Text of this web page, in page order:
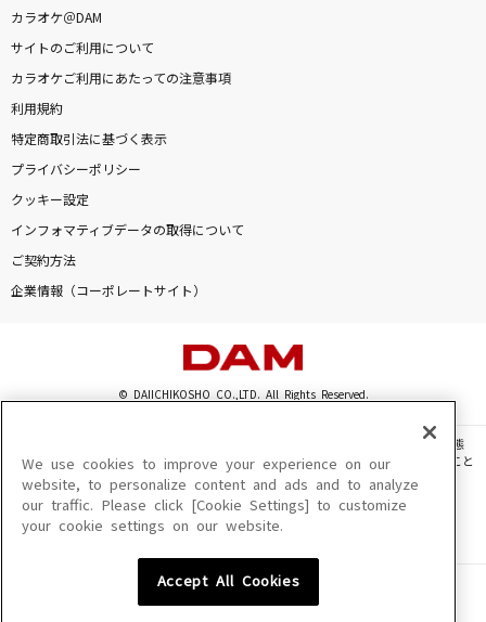
SIX LOUNGE
きゃわぽっぴんどぅー
ロメオ
浦島坂田船
幾億光年
もっと見る
カラオケ最新情報をチェック！
カラオケ＠DAM
サイトのご利用について
カラオケご利用にあたっての注意事項
利用規約
特定商取引法に基づく表示
プライバシーポリシー
クッキー設定
インフォマティブデータの取得について
ご契約方法
企業情報（コーポレートサイト）
© DAIICHIKOSHO CO.,LTD. All Rights Reserved.
このサイトに掲載されている一切の文章・画像・写真・動画・音声等を、手段や形態
を問わず、著作権法の定める範囲を超えて無断で複製、転載、ファイル化などすること
を禁じます。
楽曲及びコンテンツは、機種によりご利用いただけない場合があります。
楽曲及びコンテンツの配信日、配信内容が変更になる場合があります。
We use cookies to improve your experience on our
website, to personalize content and ads and to analyze
our traffic. Please click [Cookie Settings] to customize
your cookie settings on our website.
Accept All Cookies